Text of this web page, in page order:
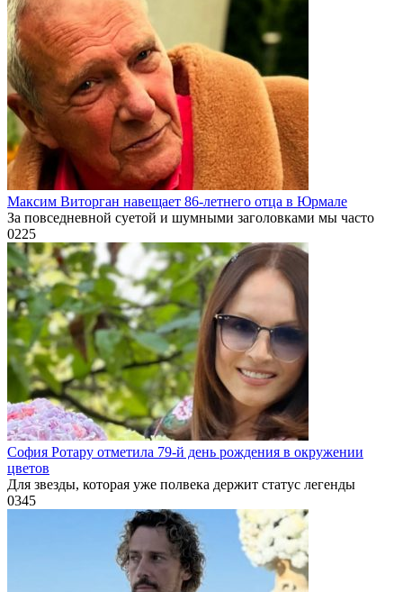
Максим Виторган навещает 86-летнего отца в Юрмале
За повседневной суетой и шумными заголовками мы часто
0225
София Ротару отметила 79-й день рождения в окружении
цветов
Для звезды, которая уже полвека держит статус легенды
0345